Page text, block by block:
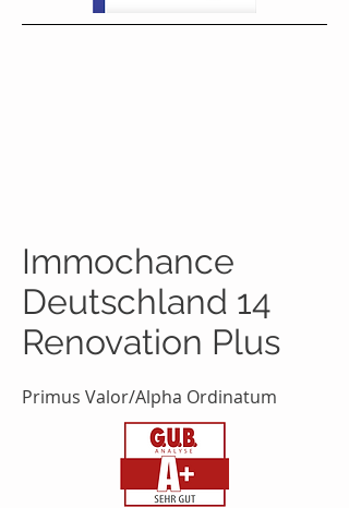
Immochance
Deutschland 14
Renovation Plus
Primus Valor/Alpha Ordinatum